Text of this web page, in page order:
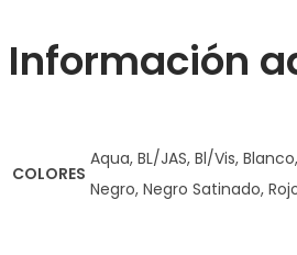
Información
COLORES
Aqua, BL/JAS, Bl/Vis,
Negro, Negro Satinado,